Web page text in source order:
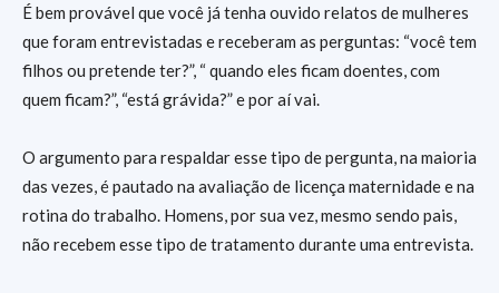
É bem provável que você já tenha ouvido relatos de mulheres
que foram entrevistadas e receberam as perguntas: “você tem
filhos ou pretende ter?”, “ quando eles ficam doentes, com
quem ficam?”, “está grávida?” e por aí vai.
O argumento para respaldar esse tipo de pergunta, na maioria
das vezes, é pautado na avaliação de licença maternidade e na
rotina do trabalho. Homens, por sua vez, mesmo sendo pais,
não recebem esse tipo de tratamento durante uma entrevista.